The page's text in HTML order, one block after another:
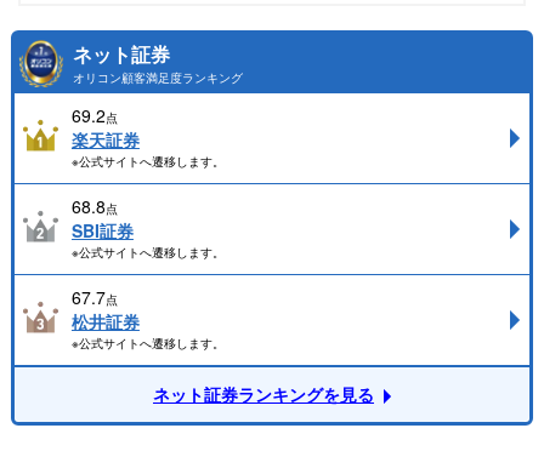
ネット証券
オリコン顧客満足度ランキング
69.2点
楽天証券
※公式サイトへ遷移します。
68.8点
SBI証券
※公式サイトへ遷移します。
67.7点
松井証券
※公式サイトへ遷移します。
ネット証券ランキングを見る